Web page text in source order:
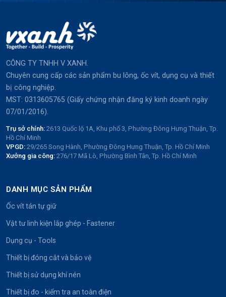
CÔNG TY TNHH V XANH.
Chuyên cung cấp các sản phẩm bu lông, ốc vít, dụng cụ và thiết
bị công nghiệp.
MST: 0313605765 (Giấy chứng nhận đăng ký kinh doanh ngày
07/01/2016).
Trụ sở chính: 2613 Quốc lộ 1A, Khu phố 3, Phường Đông Hưng Thuận, Tp.
Hồ Chí Minh
VPGD: 29/265 Song Hành, Phường Đông Hưng Thuận, Tp. Hồ Chí Minh
Xưởng gia công: 276/17 Mã Lò, Phường Bình Tân, Tp. Hồ Chí Minh
DANH MỤC SẢN PHẨM
Ốc vít tán tự giữ
Vật tư linh kiện lắp ghép - Fastener
Dụng cụ - Tools
Thiết bị đóng cắt và bảo vệ
Thiết bị sử dụng khí nén
Thiết bị đo - kiểm tra an toàn điện